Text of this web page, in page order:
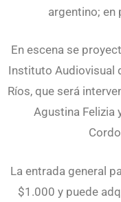
argentino; en
En escena se
Instituto Audiovisual
Ríos, que será
Agustina Felizia
La entrada general
$1.000 y puede